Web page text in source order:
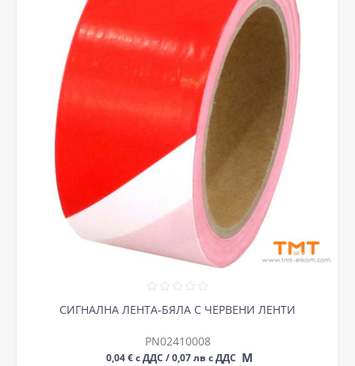
СИГНАЛНА ЛЕНТА-БЯЛА С ЧЕРВЕНИ ЛЕНТИ
PN02410008
0,04 € с ДДС / 0,07 лв с ДДС М